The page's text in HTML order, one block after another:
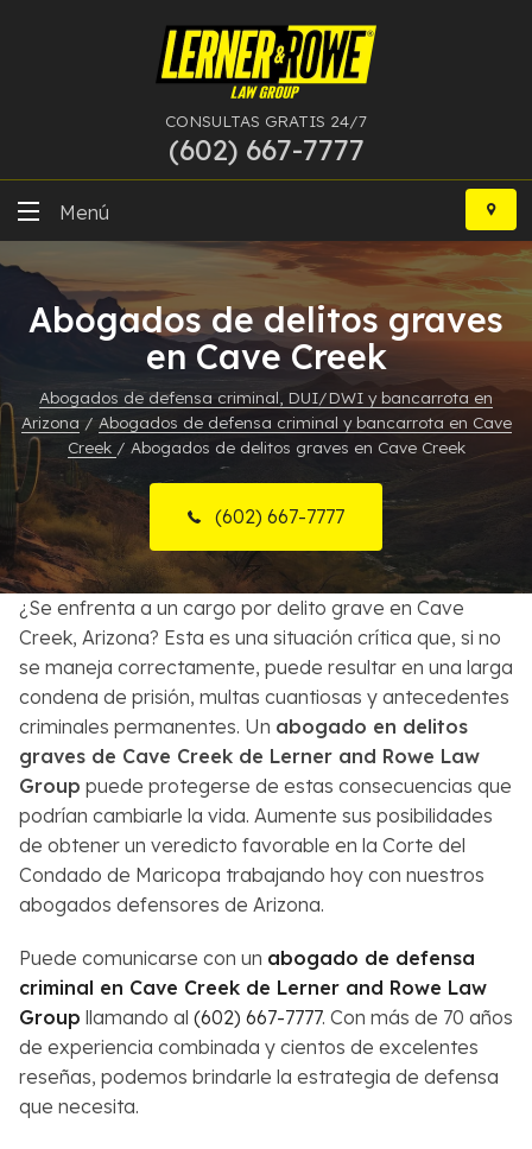
CONSULTAS GRATIS 24/7
(602) 667-7777
Ir
contenido
Menú
DUI
Delitos Graves
Bancarrota
Más Especialidades
Recursos
Sobre Nosotros
Contactos
English
Buscar
Abogados de delitos graves
en Cave Creek
Abogados de defensa criminal, DUI/DWI y bancarrota en
Arizona / Abogados de defensa criminal y bancarrota en Cave
Creek / Abogados de delitos graves en Cave Creek
(602) 667-7777
¿Se enfrenta a un cargo por delito grave en Cave
Creek, Arizona? Esta es una situación crítica que, si no
se maneja correctamente, puede resultar en una larga
condena de prisión, multas cuantiosas y antecedentes
criminales permanentes. Un abogado en delitos
graves de Cave Creek de Lerner and Rowe Law
Group puede protegerse de estas consecuencias que
podrían cambiarle la vida. Aumente sus posibilidades
de obtener un veredicto favorable en la Corte del
Condado de Maricopa trabajando hoy con nuestros
abogados defensores de Arizona.
Puede comunicarse con un abogado de defensa
criminal en Cave Creek de Lerner and Rowe Law
Group llamando al (602) 667-7777. Con más de 70 años
de experiencia combinada y cientos de excelentes
reseñas, podemos brindarle la estrategia de defensa
que necesita.